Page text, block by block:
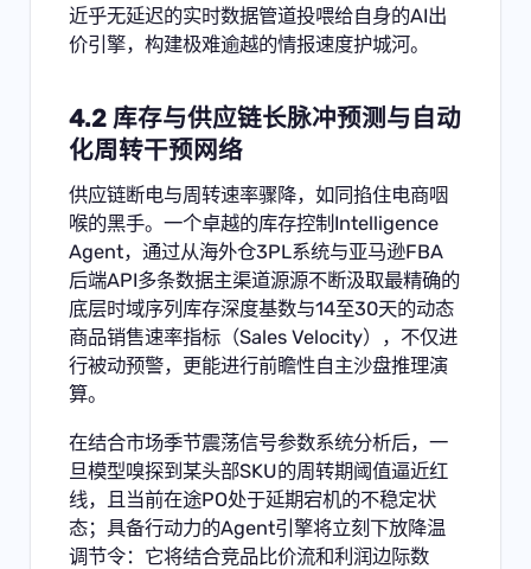
近乎无延迟的实时数据管道投喂给自身的AI出
价引擎，构建极难逾越的情报速度护城河。
4.2 库存与供应链长脉冲预测与自动
化周转干预网络
供应链断电与周转速率骤降，如同掐住电商咽
喉的黑手。一个卓越的库存控制Intelligence
Agent，通过从海外仓3PL系统与亚马逊FBA
后端API多条数据主渠道源源不断汲取最精确的
底层时域序列库存深度基数与14至30天的动态
商品销售速率指标（Sales Velocity），不仅进
行被动预警，更能进行前瞻性自主沙盘推理演
算。
在结合市场季节震荡信号参数系统分析后，一
旦模型嗅探到某头部SKU的周转期阈值逼近红
线，且当前在途PO处于延期宕机的不稳定状
态；具备行动力的Agent引擎将立刻下放降温
调节令：它将结合竞品比价流和利润边际数